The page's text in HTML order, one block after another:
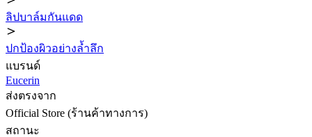
ลิปบาล์มกันแดด
ปกป้องผิวอย่างล้ำลึก
แบรนด์
Eucerin
ส่งตรงจาก
Official Store (ร้านค้าทางการ)
สถานะ